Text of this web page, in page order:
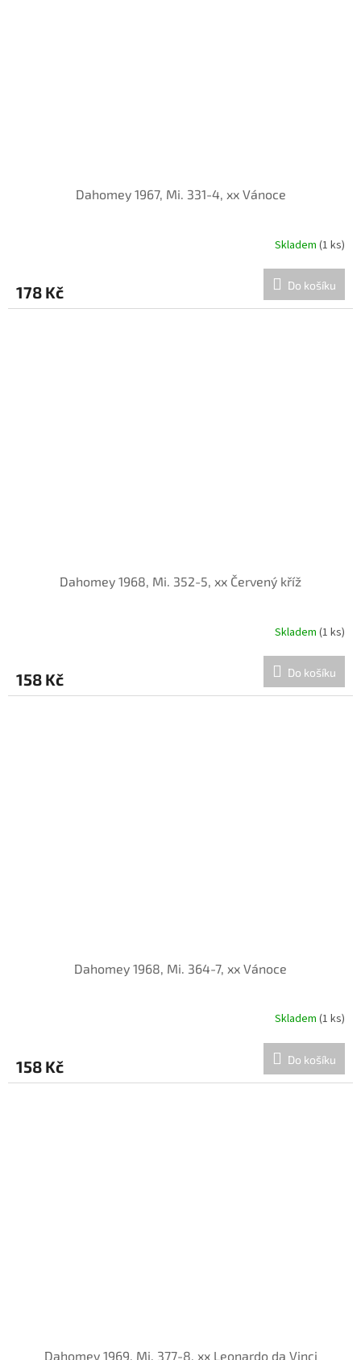
Dahomey 1967, Mi. 331-4, xx Vánoce
Skladem (1 ks)
178 Kč Do košíku
Dahomey 1968, Mi. 352-5, xx Červený kříž
Skladem (1 ks)
158 Kč Do košíku
Dahomey 1968, Mi. 364-7, xx Vánoce
Skladem (1 ks)
158 Kč Do košíku
Dahomey 1969, Mi. 377-8, xx Leonardo da Vinci